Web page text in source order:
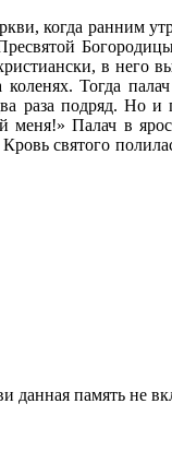
когда ранним
в него
Тогда
раза подряд. Но и
меня!» Палач в
святого
данная память не